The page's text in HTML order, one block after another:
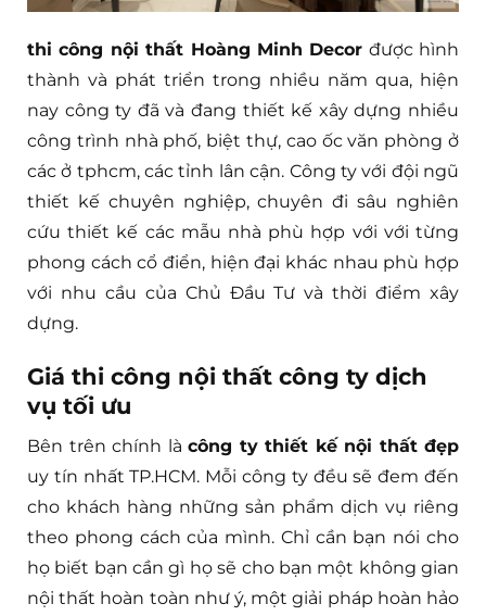
thi công nội thất Hoàng Minh Decor được hình
thành và phát triển trong nhiều năm qua, hiện
nay công ty đã và đang thiết kế xây dựng nhiều
công trình nhà phố, biệt thự, cao ốc văn phòng ở
các ở tphcm, các tỉnh lân cận. Công ty với đội ngũ
thiết kế chuyên nghiệp, chuyên đi sâu nghiên
cứu thiết kế các mẫu nhà phù hợp với với từng
phong cách cổ điển, hiện đại khác nhau phù hợp
với nhu cầu của Chủ Đầu Tư và thời điểm xây
dựng.
Giá thi công nội thất công ty dịch
vụ tối ưu
Bên trên chính là công ty thiết kế nội thất đẹp
uy tín nhất TP.HCM. Mỗi công ty đều sẽ đem đến
cho khách hàng những sản phẩm dịch vụ riêng
theo phong cách của mình. Chỉ cần bạn nói cho
họ biết bạn cần gì họ sẽ cho bạn một không gian
nội thất hoàn toàn như ý, một giải pháp hoàn hảo